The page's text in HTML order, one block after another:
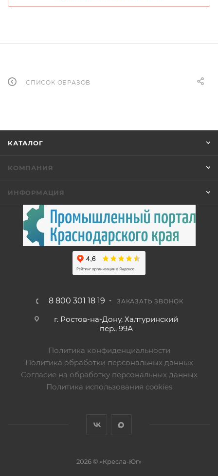
СПИСОК ОБРАЗОВ
КАТАЛОГ
КОМПАНИЯ
ИНФОРМАЦИЯ
8 800 301 18 19 ЗАКАЗАТЬ ЗВОНОК
г. Ростов-на-Дону, Халтуринский
пер., 99А
Политика конфиденциальности
Политика обработки персональных данных
Согласие на обработку персональных данных
Политика использования cookies
2026 © «Кресла-Юг»